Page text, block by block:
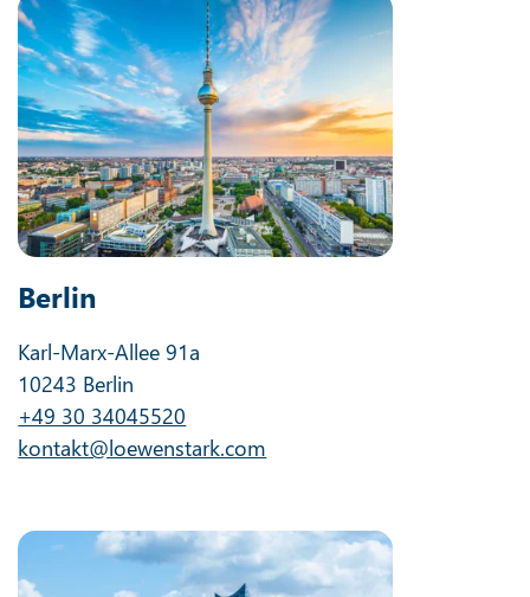
Berlin
Karl-Marx-Allee 91a
10243 Berlin
+49 30 34045520
kontakt@loewenstark.com